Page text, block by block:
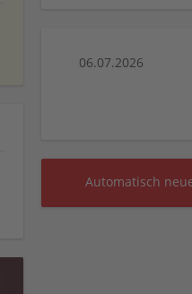
06.07.2026
Automatisch